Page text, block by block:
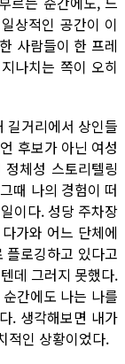
상적인 공간이 이
사람들이 한 프레
나치는 쪽이 오히
길거리에서 상인들
후보가 아닌 여성
체성 스토리텔링
때 나의 경험이 떠
이다. 성당 주차장
가와 어느 단체에
플로깅하고 있다고
데 그러지 못했다.
간에도 나는 나를
. 생각해보면 내가
적인 상황이었다.